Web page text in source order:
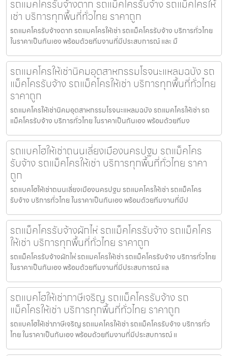
รถแมคโครรับจ้างตาก รถแม็คโครรับจ้าง รถแม็คโครให้
เช่า บริการทุกพื้นที่ทั่วไทย ราคาถูก
รถแมคโครรับจ้างตาก รถแมคโครให้เช่า รถแม็คโครรับจ้าง บริการทั่วไทย
ในราคาเป็นกันเอง พร้อมด้วยทีมงานที่มีประสบการณ์ และ มื
รถแมคโครให้เช่านิคมอุตสาหกรรมโรจนะแหลมฉบัง รถ
แม็คโครรับจ้าง รถแม็คโครให้เช่า บริการทุกพื้นที่ทั่วไทย
ราคาถูก
รถแมคโครให้เช่านิคมอุตสาหกรรมโรจนะแหลมฉบัง รถแมคโครให้เช่า รถ
แม็คโครรับจ้าง บริการทั่วไทย ในราคาเป็นกันเอง พร้อมด้วยทีมง
รถแบคโฮให้เช่าถนนเลี่ยงเมืองนครปฐม รถแม็คโคร
รับจ้าง รถแม็คโครให้เช่า บริการทุกพื้นที่ทั่วไทย ราคา
ถูก
รถแบคโฮให้เช่าถนนเลี่ยงเมืองนครปฐม รถแมคโครให้เช่า รถแม็คโคร
รับจ้าง บริการทั่วไทย ในราคาเป็นกันเอง พร้อมด้วยทีมงานที่มีป
รถแม็คโครรับจ้างผักไห่ รถแม็คโครรับจ้าง รถแม็คโคร
ให้เช่า บริการทุกพื้นที่ทั่วไทย ราคาถูก
รถแม็คโครรับจ้างผักไห่ รถแมคโครให้เช่า รถแม็คโครรับจ้าง บริการทั่วไทย
ในราคาเป็นกันเอง พร้อมด้วยทีมงานที่มีประสบการณ์ แล
รถแบคโฮให้เช่าภาษีเจริญ รถแม็คโครรับจ้าง รถ
แม็คโครให้เช่า บริการทุกพื้นที่ทั่วไทย ราคาถูก
รถแบคโฮให้เช่าภาษีเจริญ รถแมคโครให้เช่า รถแม็คโครรับจ้าง บริการทั่ว
ไทย ในราคาเป็นกันเอง พร้อมด้วยทีมงานที่มีประสบการณ์ แ